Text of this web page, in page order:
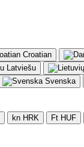
Croatian
Latviešu
Svenska
kn HRK Ft HUF